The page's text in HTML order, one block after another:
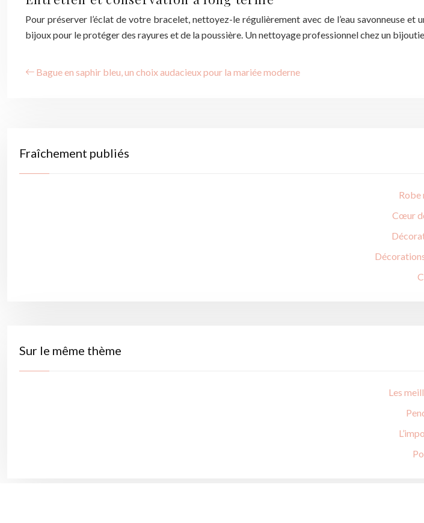
Pour préserver l’éclat de votre bracelet, nettoyez-le régulièrement avec de l’eau savonneuse
bijoux pour le protéger des rayures et de la poussière. Un nettoyage professionnel chez un
Bague en saphir bleu, un choix audacieux pour la mariée moderne
Fraîchement publiés
Robe
Cœur
Sur le même thème
Les